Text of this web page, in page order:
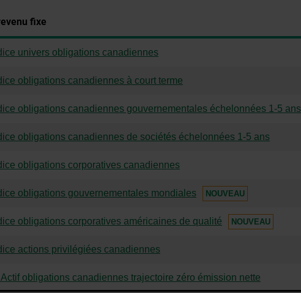
fixe
univers obligations canadiennes
obligations canadiennes à court terme
obligations canadiennes gouvernementales échelonnées 1-5 ans
obligations canadiennes de sociétés échelonnées 1-5 ans
obligations corporatives canadiennes
obligations gouvernementales mondiales NOUVEAU
obligations corporatives américaines de qualité NOUVEAU
actions privilégiées canadiennes
Actif obligations canadiennes trajectoire zéro émission nette